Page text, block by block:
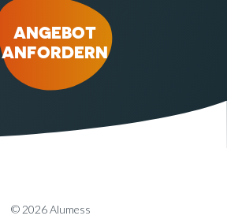
ANGEBOT
ANFORDERN
© 2026 Alumess